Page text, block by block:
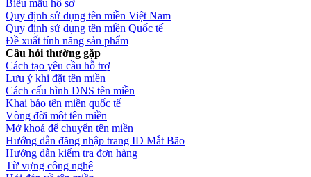
Biểu mẫu hồ sơ
Quy định sử dụng tên miền Việt Nam
Quy định sử dụng tên miền Quốc tế
Đề xuất tính năng sản phẩm
Câu hỏi thường gặp
Cách tạo yêu cầu hỗ trợ
Lưu ý khi đặt tên miền
Cách cấu hình DNS tên miền
Khai báo tên miền quốc tế
Vòng đời một tên miền
Mở khoá để chuyển tên miền
Hướng dẫn đăng nhập trang ID Mắt Bão
Hướng dẫn kiểm tra đơn hàng
Từ vựng công nghệ